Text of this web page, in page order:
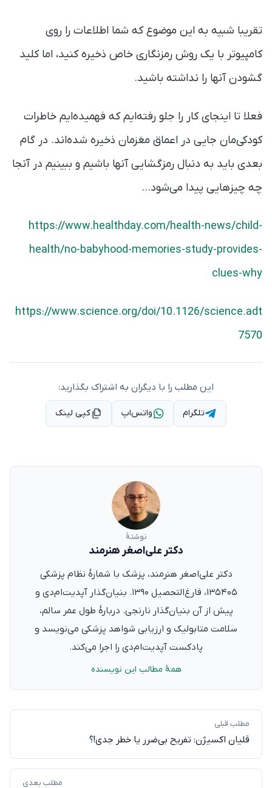
تقریبا شبیه به این موضوع که شما اطلاعات را روی
کامپیوتر با یک روش رمزنگاری خاص ذخیره کنید، اما کلید
گشودن آنها را نداشته باشید.
فعلا تا اینجای کار را جلو رفته‌ایم که فهمیده‌ایم خاطرات
کودکی‌مان جایی در اعماق مغزمان ذخیره شده‌اند. در گام
بعدی باید به دنبال رمزگشایی آنها باشیم و ببینیم در آنجا
چه چیزهایی پیدا می‌شود…
https://www.healthday.com/health-news/child-
health/no-babyhood-memories-study-provides-
clues-why
https://www.science.org/doi/10.1126/science.adt
7570
این مطلب را با دیگران به اشتراک بگذارید:
تلگرام واتس‌اپ کپی لینک
نوشتهٔ
دکتر علی‌اصغر هنرمند
دکتر علی‌اصغر هنرمند، پزشک با شمارهٔ نظام پزشکی
۱۳۵۴۰۵، فارغ‌التحصیل ۱۳۹۰. بنیان‌گذار آپدیت‌ام‌دی و
پیش از آن بنیان‌گذار نارنجی. دربارهٔ طول عمر سالم،
سلامت متابولیک و ارزیابی شواهد پزشکی می‌نویسد و
پادکست آپدیت‌ام‌دی را اجرا می‌کند.
همهٔ مطالب این نویسنده
مطلب قبلی
قلیان اکسیژن: تفریح بی‌ضرر یا خطر جدی!؟
مطلب بعدی